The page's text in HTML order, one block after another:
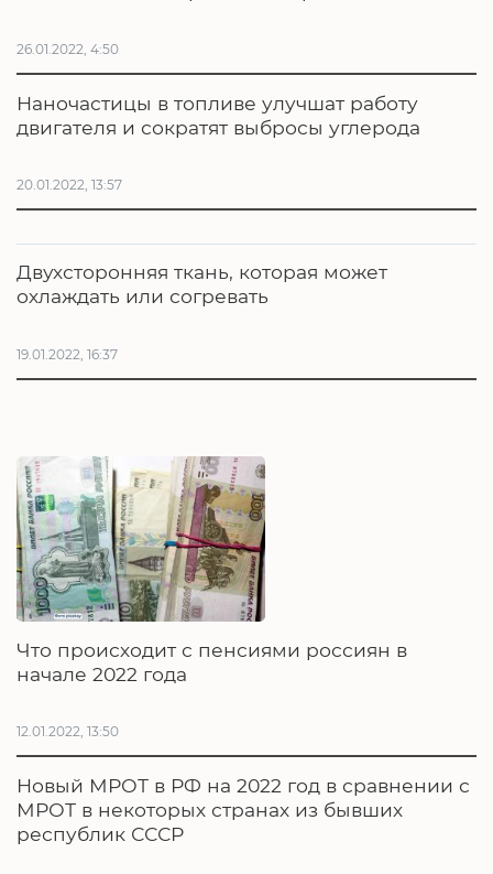
26.01.2022, 4:50
Наночастицы в топливе улучшат работу
двигателя и сократят выбросы углерода
20.01.2022, 13:57
Двухсторонняя ткань, которая может
охлаждать или согревать
19.01.2022, 16:37
Что происходит с пенсиями россиян в
начале 2022 года
12.01.2022, 13:50
Новый МРОТ в РФ на 2022 год в сравнении с
МРОТ в некоторых странах из бывших
республик СССР